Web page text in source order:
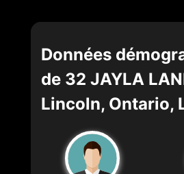
Données
de 32 JAYLA
Lincoln, Ontario,